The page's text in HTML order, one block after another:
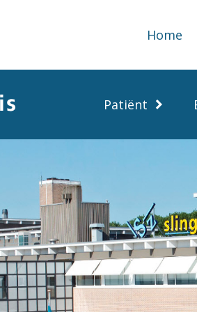
Home
Patiënt